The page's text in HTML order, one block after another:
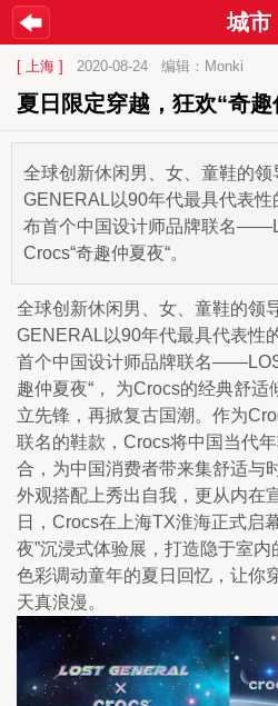
城市
[ 上海 ] 2020-08-24 编辑：Monki
夏日限定穿越，狂欢“奇趣
全球创新休闲男、女、童鞋的
GENERAL以90年代最具代表
布首个中国设计师品牌联名
Crocs“奇趣仲夏夜“。
全球创新休闲男、女、童鞋的领
GENERAL以90年代最具代表性
首个中国设计师品牌联名
趣仲夏夜“， 为Crocs的经典舒
立先锋，再掀复古国潮。作为
联名的鞋款，Crocs将中国当代
合，为中国消费者带来集舒适与
外观搭配上秀出自我，更从内在
日，Crocs在上海TX淮海正式启
夜”沉浸式体验展，打造隐于室
色彩调动童年的夏日回忆，让你
天真浪漫。